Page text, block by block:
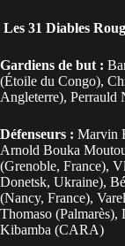
Les 31 Diables
Gardiens de but :
(Étoile du Congo),
Angleterre), Perrauld
Défenseurs : Marvin
Arnold Bouka
(Grenoble, France),
Donetsk, Ukraine),
(Nancy, France),
Thomaso
Kibamba (CARA)